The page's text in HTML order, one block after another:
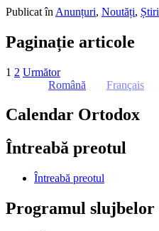
Publicat în Anunțuri, Noutăți, Știri
Paginație articole
1 2 Următor
Română
Français
Calendar Ortodox
Întreabă preotul
Întreabă preotul
Programul slujbelor